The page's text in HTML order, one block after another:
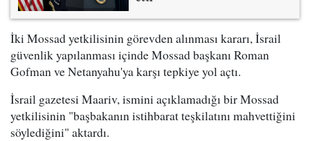
İki Mossad yetkilisinin görevden alınması kararı, İsrail
güvenlik yapılanması içinde Mossad başkanı Roman
Gofman ve Netanyahu'ya karşı tepkiye yol açtı.
İsrail gazetesi Maariv, ismini açıklamadığı bir Mossad
yetkilisinin "başbakanın istihbarat teşkilatını mahvettiğini
söylediğini" aktardı.